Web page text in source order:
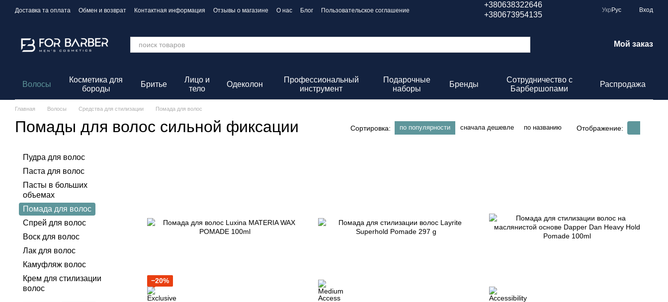
Перейти к основному контенту
Доставка та оплата Обмен и возврат Контактная информация Отзывы о магазине О нас Блог
Пользовательское соглашение
+380638322646
+380673954135
Укр Рус Вход
Мой заказ
Волосы
Косметика для
бороды
Бритье
Лицо и
тело
Одеколон
Профессиональный
инструмент
Подарочные
наборы
Бренды
Сотрудничество с
Барбершопами
Распродажа
Главная Волосы Средства для стилизации Помада для волос
Помады для волос сильной фиксации Сортировка: по популярности сначала дешевле по названию Отображение:
−20%
Пудра для волос
Паста для волос
Пасты в больших
объемах
Помада для волос
Спрей для волос
Воск для волос
Лак для волос
Камуфляж волос
Крем для стилизации
волос